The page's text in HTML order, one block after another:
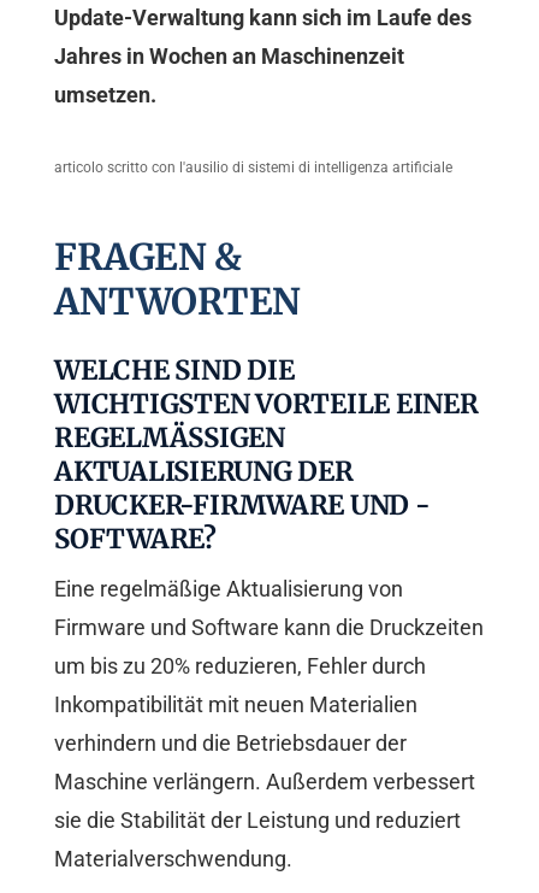
Update-Verwaltung kann sich im Laufe des
Jahres in Wochen an Maschinenzeit
umsetzen.
articolo scritto con l'ausilio di sistemi di intelligenza artificiale
FRAGEN &
ANTWORTEN
WELCHE SIND DIE
WICHTIGSTEN VORTEILE EINER
REGELMÄSSIGEN A
KTUALISIERUNG DER D
RUCKER-FIRMWARE UND -S
OFTWARE?
Eine regelmäßige Aktualisierung von
Firmware und Software kann die Druckzeiten
um bis zu 20% reduzieren, Fehler durch
Inkompatibilität mit neuen Materialien
verhindern und die Betriebsdauer der
Maschine verlängern. Außerdem verbessert
sie die Stabilität der Leistung und reduziert
Materialverschwendung.